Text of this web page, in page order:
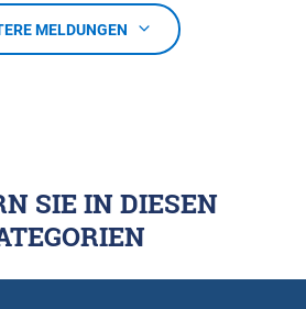
MELDUNGEN
SIE IN DIESEN